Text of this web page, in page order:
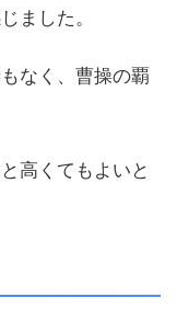
ました。
なく、曹操の覇
高くてもよいと